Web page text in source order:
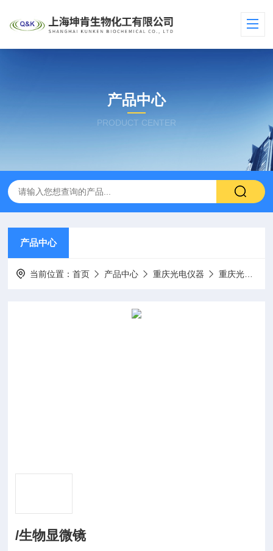
产品中心
PRODUCT CENTER
产品中心
当前位置：首页 产品中心 重庆光电仪器 重庆光电仪器/生物显微镜
/生物显微镜